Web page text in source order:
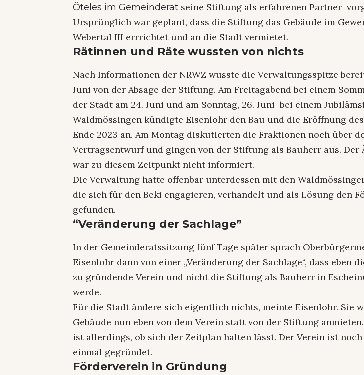
Öteles im Gemeinderat seine Stiftung als erfahrenen Partner
Ursprünglich war geplant, dass die Stiftung das Gebäude im
Webertal III errrichtet und an die Stadt vermietet.
Rätinnen und Räte wussten von nichts
Nach Informationen der NRWZ wusste die Verwaltungsspitze
Juni von der Absage der Stiftung. Am Freitagabend bei einem
der Stadt am 24. Juni und am Sonntag, 26. Juni bei einem
Waldmössingen kündigte Eisenlohr den Bau und die Eröffnung
Ende 2023 an. Am Montag diskutierten die Fraktionen noch über
Vertragsentwurf und gingen von der Stiftung als Bauherr aus. Der
war zu diesem Zeitpunkt nicht informiert.
Die Verwaltung hatte offenbar unterdessen mit den
die sich für den Beki engagieren, verhandelt und als Lösung den
gefunden.
“Veränderung der Sachlage”
In der Gemeinderatssitzung fünf Tage später sprach
Eisenlohr dann von einer „Veränderung der Sachlage“, dass eben
zu gründende Verein und nicht die Stiftung als Bauherr in
werde.
Für die Stadt ändere sich eigentlich nichts, meinte Eisenlohr. Sie
Gebäude nun eben von dem Verein statt von der Stiftung
ist allerdings, ob sich der Zeitplan halten lässt. Der Verein ist
einmal gegründet.
Förderverein in Gründung